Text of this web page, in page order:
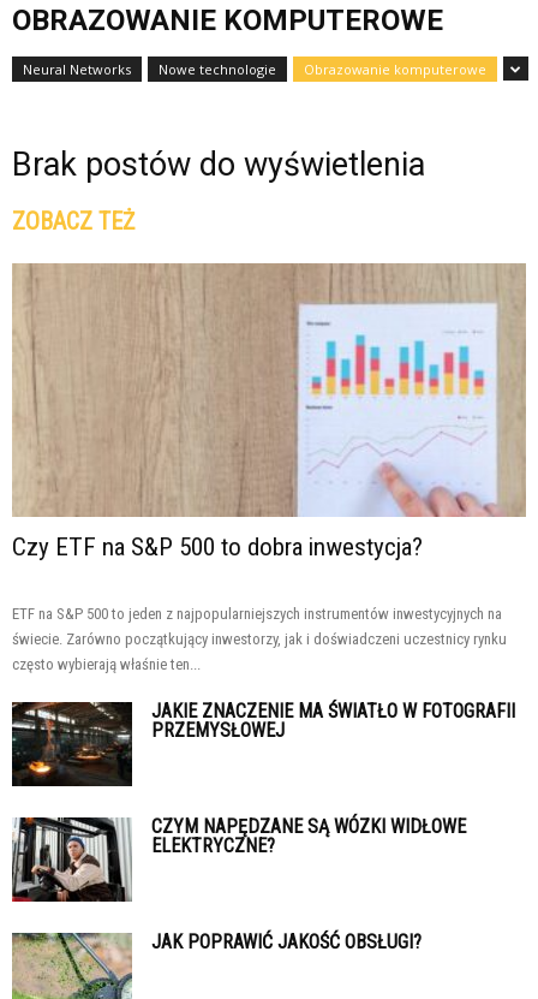
OBRAZOWANIE KOMPUTEROWE
Neural Networks Nowe technologie Obrazowanie komputerowe
Brak postów do wyświetlenia
ZOBACZ TEŻ
Czy ETF na S&P 500 to dobra inwestycja?
ETF na S&P 500 to jeden z najpopularniejszych instrumentów inwestycyjnych na
świecie. Zarówno początkujący inwestorzy, jak i doświadczeni uczestnicy rynku
często wybierają właśnie ten...
JAKIE ZNACZENIE MA ŚWIATŁO W FOTOGRAFII
PRZEMYSŁOWEJ
CZYM NAPĘDZANE SĄ WÓZKI WIDŁOWE
ELEKTRYCZNE?
JAK POPRAWIĆ JAKOŚĆ OBSŁUGI?